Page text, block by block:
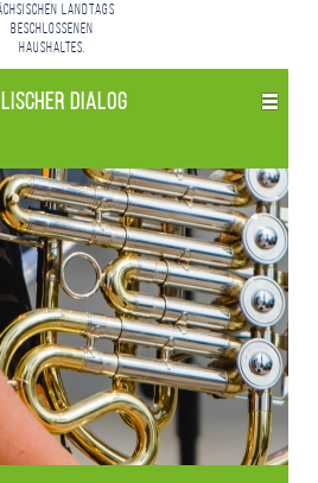
Landtags
beschlossenen
Haushaltes.
Dialog